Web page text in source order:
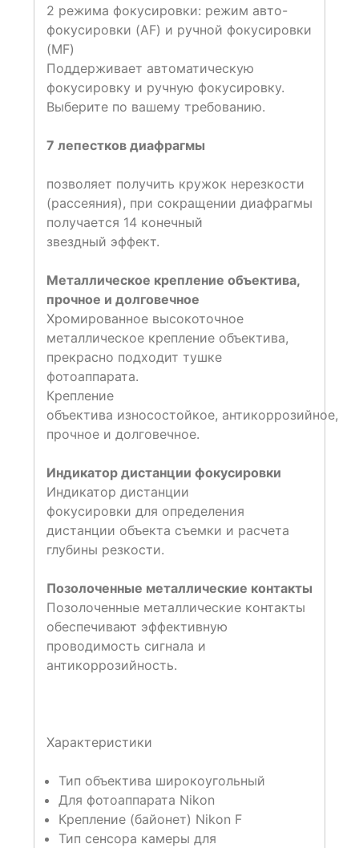
2 режима фокусировки: режим авто-
фокусировки (AF) и ручной фокусировки
(MF)
Поддерживает автоматическую
фокусировку и ручную фокусировку.
Выберите по вашему требованию.
7 лепестков диафрагмы
позволяет получить кружок нерезкости
(рассеяния), при сокращении диафрагмы
получается 14 конечный
звездный эффект.
Металлическое крепление объектива,
прочное и долговечное
Хромированное высокоточное
металлическое крепление объектива,
прекрасно подходит тушке
фотоаппарата.
Крепление
объектива износостойкое, антикоррозийное,
прочное и долговечное.
Индикатор дистанции фокусировки
Индикатор дистанции
фокусировки для определения
дистанции объекта съемки и расчета
глубины резкости.
Позолоченные металлические контакты
Позолоченные металлические контакты
обеспечивают эффективную
проводимость сигнала и
антикоррозийность.
Характеристики
Тип объектива широкоугольный
Для фотоаппарата Nikon
Крепление (байонет) Nikon F
Тип сенсора камеры для